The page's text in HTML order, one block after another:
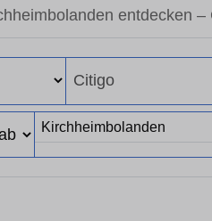
entdecken